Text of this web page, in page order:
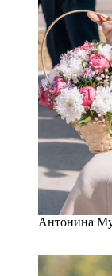
Антонина